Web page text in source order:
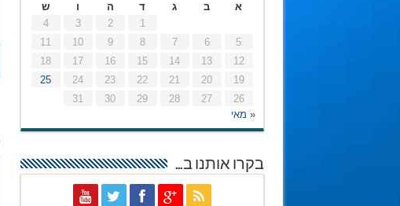
א
ב ג ד ה ו
ש
1
2
3
4
5
6
7
8
9
10
11
12
13
14
15
16
17
18
19
20
21
22
23
24
25
26
27
28
29
30
31
« מאי
בקרו אותנו ב…